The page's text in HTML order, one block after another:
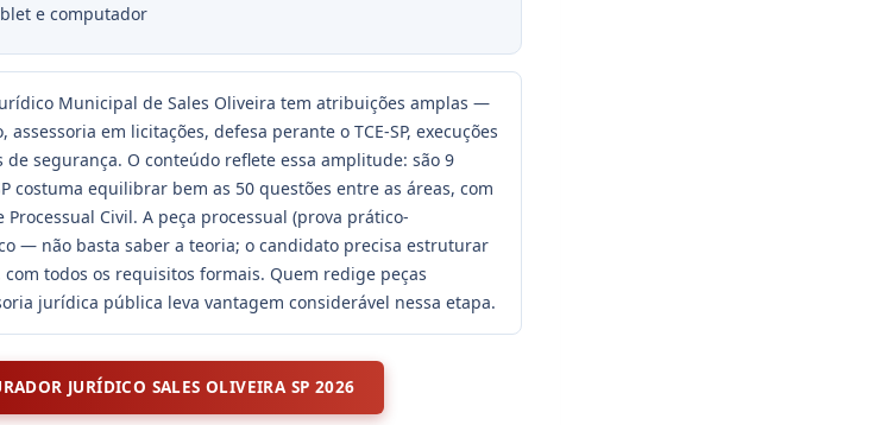
e computador
Municipal de Sales Oliveira tem atribuições amplas —
em licitações, defesa perante o TCE-SP, execuções
segurança. O conteúdo reflete essa amplitude: são 9
costuma equilibrar bem as 50 questões entre as áreas, com
Civil. A peça processual (prova prático-
— não basta saber a teoria; o candidato precisa estruturar
todos os requisitos formais. Quem redige peças
jurídica pública leva vantagem considerável nessa etapa.
JURÍDICO SALES OLIVEIRA SP 2026